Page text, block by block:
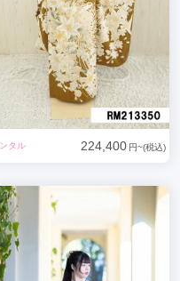
タル 224,400 円~(税込)